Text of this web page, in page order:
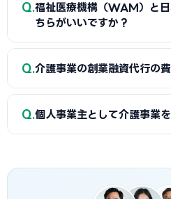
継続的な売上が見込めます。デ
は十分可能な事業モデルです。
Q 福祉医療機構（WAM）と
ちらがいいですか？
A
訪問介護など小規模な事業所
大規模施設整備には、長期低利
（WAM）が適しています。両者
Q 介護事業の創業融資代行の
A
指定申請代行（行政書士）と
Q 個人事業主として介護事業
主でも指定取得が可能です。デイ
法人格（株式会社・合同会社・